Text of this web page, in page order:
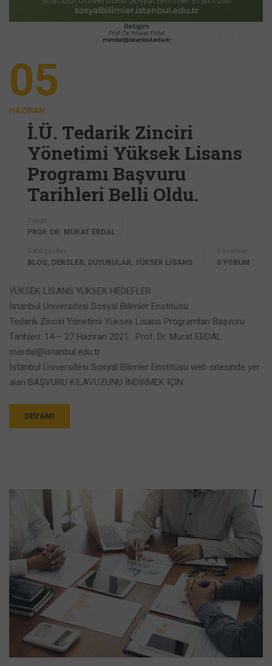
05
HAZIRAN
İ.Ü. Tedarik Zinciri
Yönetimi Yüksek Lisans
Programı Başvuru
Tarihleri Belli Oldu.
PROF. DR. MURAT ERDAL
BLOG, DERSLER, DUYURULAR, YÜKSEK LİSANS
0 YORUM
YÜKSEK LİSANS YÜKSEK HEDEFLER
İstanbul Üniversitesi Sosyal Bilimler Enstitüsü
Tedarik Zinciri Yönetimi Yüksek Lisans Programları Başvuru
Tarihleri: 14 – 27 Haziran 2021. Prof. Dr. Murat ERDAL
merdal@istanbul.edu.tr
İstanbul Üniversitesi Sosyal Bilimler Enstitüsü web sitesinde yer
alan BAŞVURU KILAVUZUNU İNDİRMEK İÇİN
DEVAMI